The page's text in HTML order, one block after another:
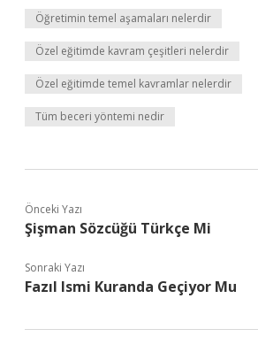
Öğretimin temel aşamaları nelerdir
Özel eğitimde kavram çeşitleri nelerdir
Özel eğitimde temel kavramlar nelerdir
Tüm beceri yöntemi nedir
Önceki Yazı
Şişman Sözcüğü Türkçe Mi
Sonraki Yazı
Fazıl Ismi Kuranda Geçiyor Mu